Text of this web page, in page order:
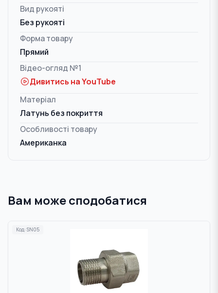
Вид рукояті
Без рукояті
Форма товару
Прямий
Відео-огляд №1
Дивитись на YouTube
Матеріал
Латунь без покриття
Особливості товару
Американка
Вам може сподобатися
Код: SN05